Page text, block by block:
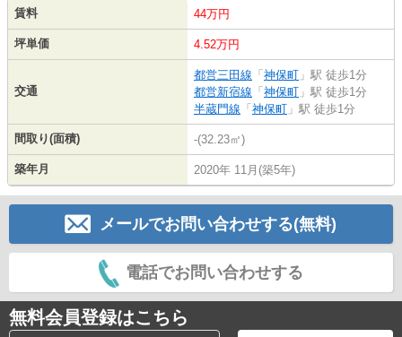
賃料 44万円
坪単価 4.52万円
交通
都営三田線 「 神保町 」駅 徒歩1分
都営新宿線 「 神保町 」駅 徒歩1分
半蔵門線 「 神保町 」駅 徒歩1分
間取り(面積) -(32.23㎡)
築年月 2020年 11月(築5年)
メールでお問い合わせする(無料)
電話でお問い合わせする
無料会員登録はこちら